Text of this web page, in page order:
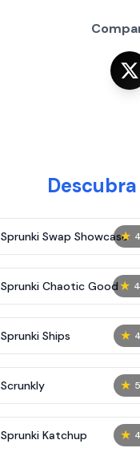
★
Sprunki Swap Showcase
★
Sprunki Chaotic Good
★
Sprunki Ships
★
Scrunkly
★
Sprunki Katchup